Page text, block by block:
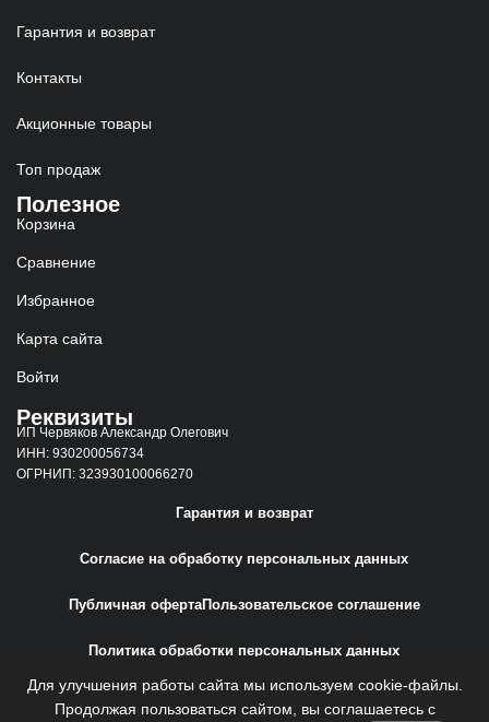
Гарантия и возврат
Контакты
Акционные товары
Топ продаж
Полезное
Корзина
Сравнение
Избранное
Карта сайта
Войти
Реквизиты
ИП Червяков Александр Олегович
ИНН: 930200056734
ОГРНИП: 323930100066270
Гарантия и возврат
Согласие на обработку персональных данных
Публичная офертаПользовательское соглашение
Политика обработки персональных данных
Сайт создан Web-Creative.Studio
Для улучшения работы сайта мы используем cookie-файлы.
Продолжая пользоваться сайтом, вы соглашаетесь с